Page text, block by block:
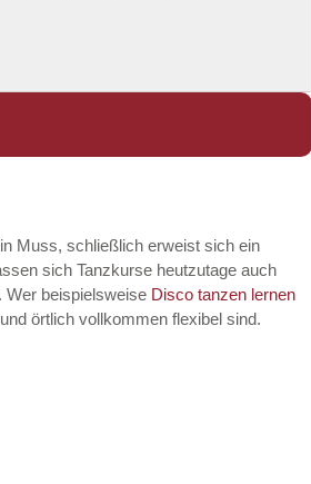
Muss, schließlich erweist sich ein
sich Tanzkurse heutzutage auch
Wer beispielsweise Disco tanzen lernen
örtlich vollkommen flexibel sind.